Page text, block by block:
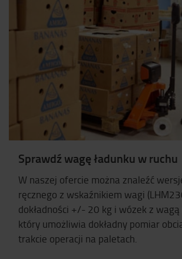
Sprawdź wagę ładunku w ruchu
W naszej ofercie można znaleźć
ręcznego z wskaźnikiem wagi
dokładności +/- 20 kg i wózek z wagą
który umożliwia dokładny pomiar
trakcie operacji na paletach.